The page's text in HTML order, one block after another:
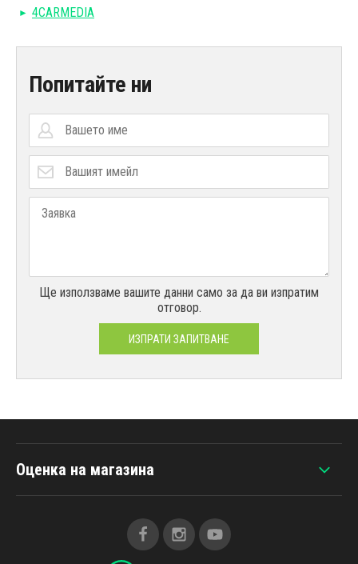
4CARMEDIA
Попитайте ни
Ще използваме вашите данни само за да ви изпратим
отговор.
ИЗПРАТИ ЗАПИТВАНЕ
Оценка на магазина